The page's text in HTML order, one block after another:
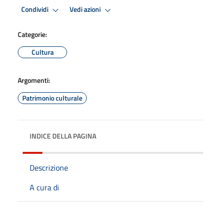
Condividi Vedi azioni
Categorie:
Cultura
Argomenti:
Patrimonio culturale
INDICE DELLA PAGINA
Descrizione
A cura di